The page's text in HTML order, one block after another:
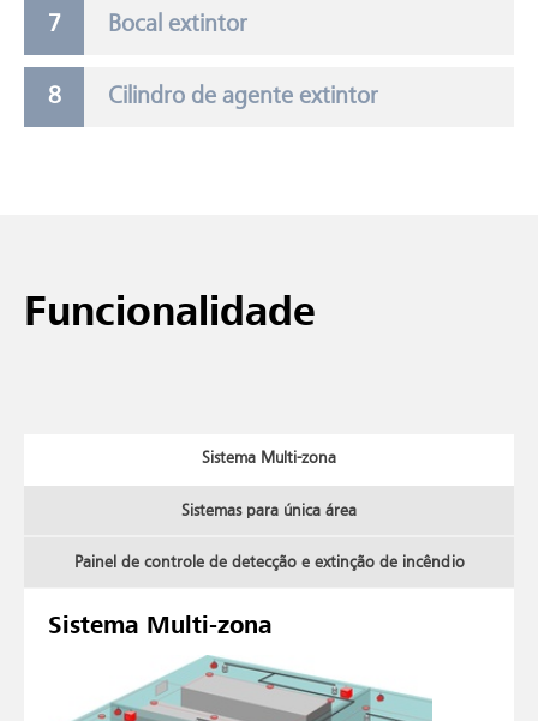
Bocal extintor
Cilindro de agente extintor
Funcionalidade
Sistema Multi-zona
Sistemas para única área
Painel de controle de detecção e extinção de incêndio
Sistema Multi-zona